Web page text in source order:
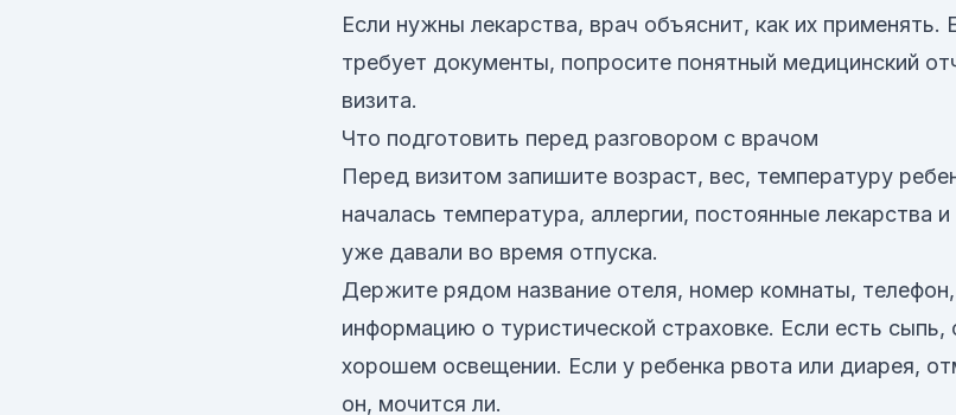
Если нужны лекарства, врач объяснит, как их применять.
требует документы, попросите понятный медицинский
визита.
Что подготовить перед разговором с врачом
Перед визитом запишите возраст, вес, температуру
началась температура, аллергии, постоянные лекарства
уже давали во время отпуска.
Держите рядом название отеля, номер комнаты,
информацию о туристической страховке. Если есть сыпь,
хорошем освещении. Если у ребенка рвота или диарея,
он, мочится ли.